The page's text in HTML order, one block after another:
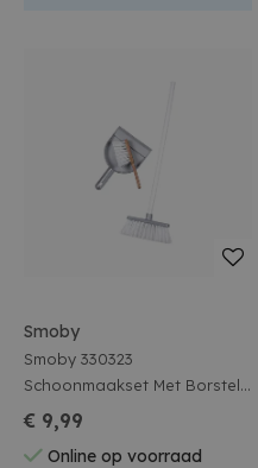
Smoby
Smoby 330323
Schoonmaakset Met Borstel,
Veger En Blik
€ 9,99
Online op voorraad